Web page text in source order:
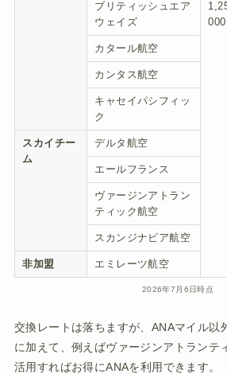
ブリティッシュエア
ウェイズ
カタール航空
カンタス航空
キャセイパシフィッ
ク
スカイチー
ム
デルタ航空
エールフランス
ヴァージンアトラン
ティック航空
スカンジナビア航空
非加盟 エミレーツ航空
2026年7月6日時点
交換レートは落ちますが、ANAマイル以
に加えて、例えばヴァージンアトランテ
活用すればお得にANAを利用できます。